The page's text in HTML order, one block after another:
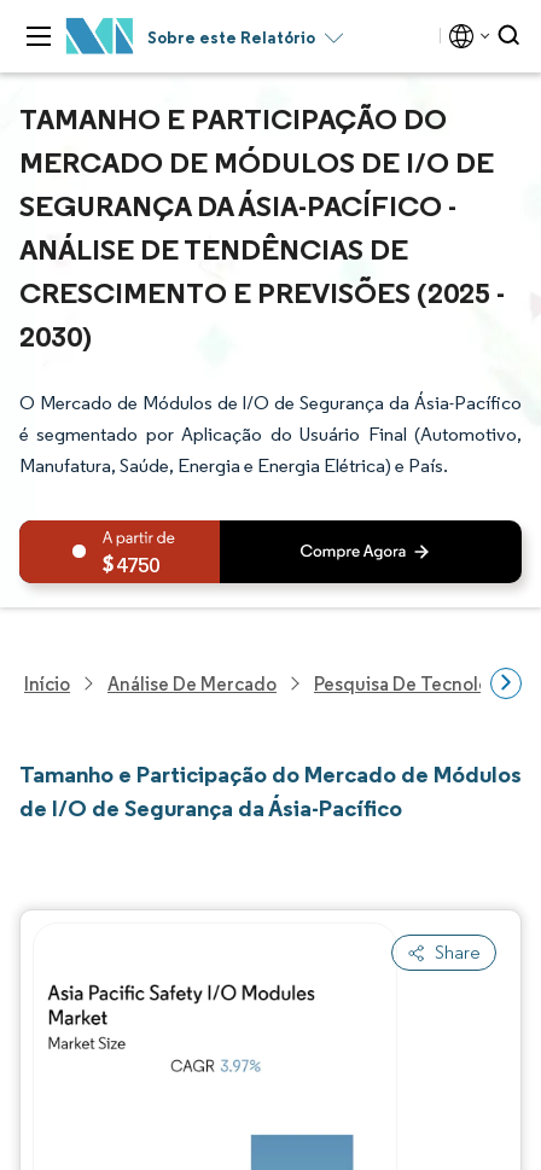
Sobre este Relatório
TAMANHO E PARTICIPAÇÃO DO
MERCADO DE MÓDULOS DE I/O DE
SEGURANÇA DA ÁSIA-PACÍFICO -
ANÁLISE DE TENDÊNCIAS DE
CRESCIMENTO E PREVISÕES (2025 -
2030)
O Mercado de Módulos de I/O de Segurança da Ásia-Pacífico
é segmentado por Aplicação do Usuário Final (Automotivo,
Manufatura, Saúde, Energia e Energia Elétrica) e País.
4750
Início Análise De Mercado Pesquisa De Tecnologia,
Tamanho e Participação do Mercado de Módulos
de I/O de Segurança da Ásia-Pacífico
Share